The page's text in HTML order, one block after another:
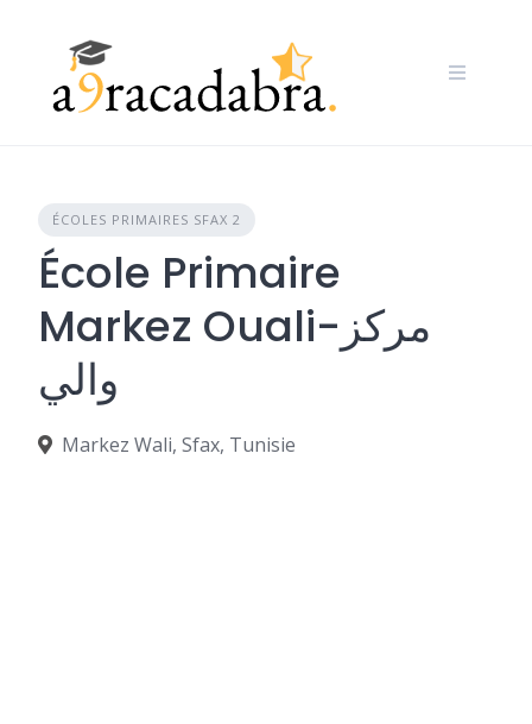
ÉCOLES PRIMAIRES SFAX 2
École Primaire
Markez Ouali-مركز
والي
Markez Wali, Sfax, Tunisie